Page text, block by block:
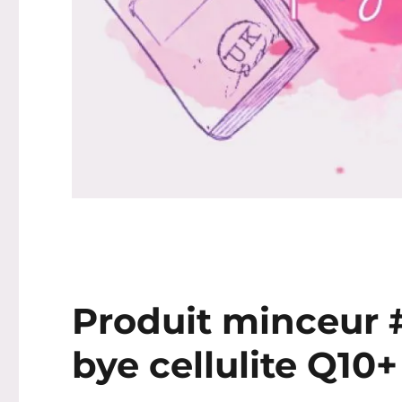
Produit minceur
bye cellulite